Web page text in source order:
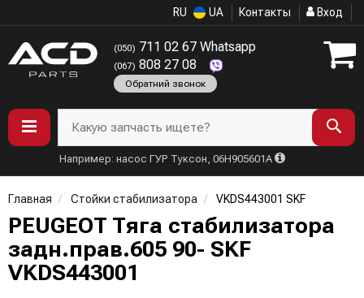
RU UA Контакты Вход
(050) 711 02 67 Whatsapp
(067) 808 27 08
Обратний звонок
Какую запчасть ищете?
Например: насос ГУР Туксон, 06H905601A
Главная Стойки стабилизатора VKDS443001 SKF
PEUGEOT Тяга стабилизатора
задн.прав.605 90- SKF
VKDS443001